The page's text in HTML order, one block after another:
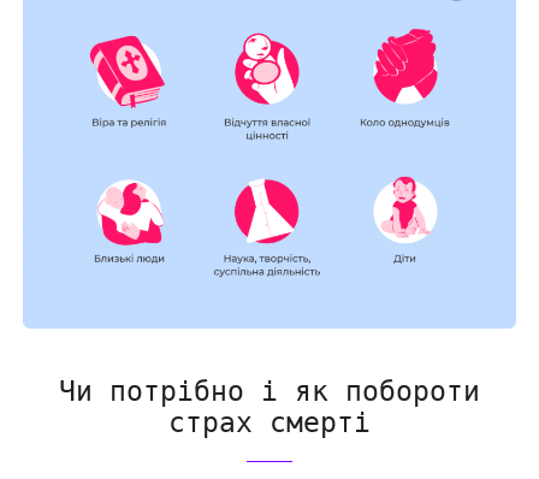
Чи потрібно і як побороти
страх смерті